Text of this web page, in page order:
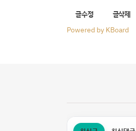
글수정
글삭제
Powered by KBoard